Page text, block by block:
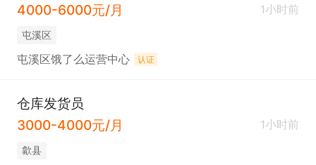
4000-6000元/月
1小时前
屯溪区
屯溪区饿了么运营中心 认证
仓库发货员
3000-4000元/月
1小时前
歙县